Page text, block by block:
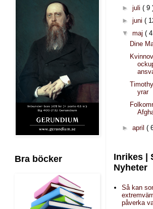
Bra böcker
► juli ( 9
► juni (
▼ maj (
Dine
yrar
► april (
Inrikes |
Nyheter
Så kan
påverka